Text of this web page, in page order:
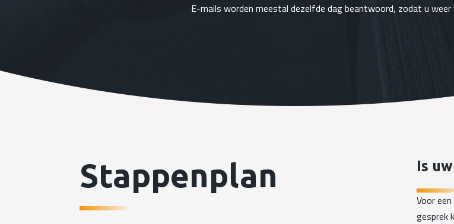
E-mails worden meestal dezelfde dag beantwoord, zodat u
Stappenplan Is
Voor
gesprek